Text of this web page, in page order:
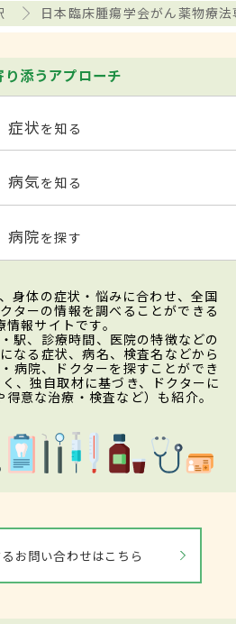
日本臨床腫瘍学会がん薬物療
り添うアプローチ
症状を知る
病気を知る
病院を探す
身体の症状・悩みに合わせ、全国
ターの情報を調べることができる
報サイトです。
駅、診療時間、医院の特徴などの
なる症状、病名、検査名などから
病院、ドクターを探すことができ
、独自取材に基づき、ドクターに
意な治療・検査など）も紹介。
お問い合わせはこちら